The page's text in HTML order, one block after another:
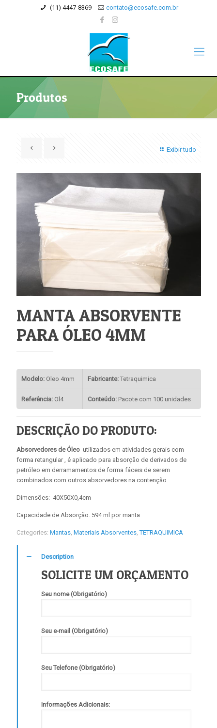
(11) 4447-8369 contato@ecosafe.com.br
Produtos
Exibir tudo
MANTA ABSORVENTE
PARA ÓLEO 4MM
Modelo:Oleo 4mm Fabricante:Tetraquimica
Referência: Ol4 Conteúdo:Pacote com 100 unidades
DESCRIÇÃO DO PRODUTO:
Absorvedores de Óleo utilizados em atividades gerais com
forma retangular , é aplicado para absorção de derivados de
petróleo em derramamentos de forma fáceis de serem
combinados com outros absorvedores na contenção.
Dimensões: 40X50X0,4cm
Capacidade de Absorção: 594 ml por manta
Categories: Mantas, Materiais Absorventes,TETRAQUIMICA
Description
SOLICITE UM ORÇAMENTO
Seu nome (Obrigatório)
Seu e-mail (Obrigatório)
Seu Telefone (Obrigatório)
Informações Adicionais: